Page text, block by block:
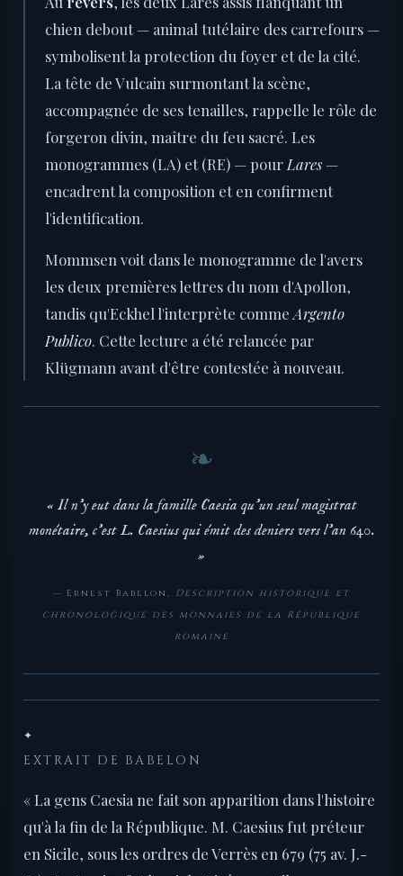
chien debout — animal tutélaire des carrefours —
symbolisent la protection du foyer et de la cité.
La tête de Vulcain surmontant la scène,
accompagnée de ses tenailles, rappelle le rôle de
forgeron divin, maître du feu sacré. Les
monogrammes (LA) et (RE) — pour Lares —
encadrent la composition et en confirment
l'identification.
Mommsen voit dans le monogramme de l'avers
les deux premières lettres du nom d'Apollon,
tandis qu'Eckhel l'interprète comme Argento
Publico. Cette lecture a été relancée par
Klügmann avant d'être contestée à nouveau.
« Il n'y eut dans la famille Caesia qu'un seul magistrat
monétaire, c'est L. Caesius qui émit des deniers vers l'an 640.
»
— Ernest Babelon, Description historique et
chronologique des monnaies de la République
romaine
✦
EXTRAIT DE BABELON
« La gens Caesia ne fait son apparition dans l'histoire
qu'à la fin de la République. M. Caesius fut préteur
en Sicile, sous les ordres de Verrès en 679 (75 av. J.-